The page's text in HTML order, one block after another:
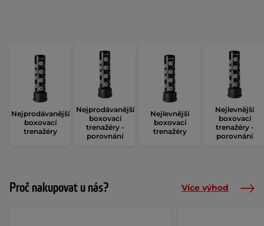
Nejprodávanější
boxovací
trenažéry
Nejprodávanější
boxovací
trenažéry -
porovnání
Nejlevnější
boxovací
trenažéry
Nejlevnější
boxovací
trenažéry -
porovnání
Proč nakupovat u nás? Více výhod